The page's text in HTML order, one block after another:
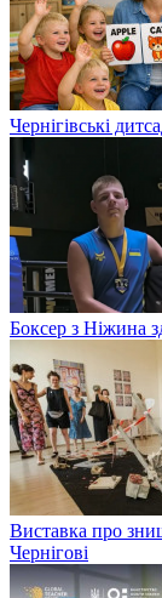
Чернігівські
Боксер з Ніжина
Виставка про
Чернігові